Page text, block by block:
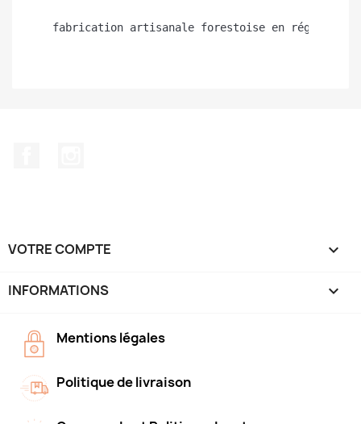
fabrication artisanale forestoise en région de
VOTRE COMPTE 
INFORMATIONS keyboard_arrow_down
Mentions légales
Politique de livraison